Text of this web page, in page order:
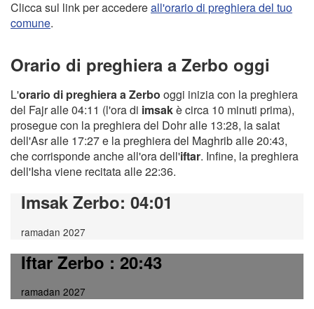
Clicca sul link per accedereall'orario di preghiera del tuo
comune.
Orario di preghiera a Zerbo oggi
L'orario di preghiera a Zerbo oggi inizia con la preghiera
del Fajr alle 04:11 (l'ora di imsakè circa 10 minuti prima),
prosegue con la preghiera del Dohr alle 13:28, la salat
dell'Asr alle 17:27 e la preghiera del Maghrib alle 20:43,
che corrisponde anche all'ora dell'iftar. Infine, la preghiera
dell'Isha viene recitata alle 22:36.
Imsak Zerbo: 04:01
ramadan 2027
Iftar Zerbo: 20:43
ramadan 2027